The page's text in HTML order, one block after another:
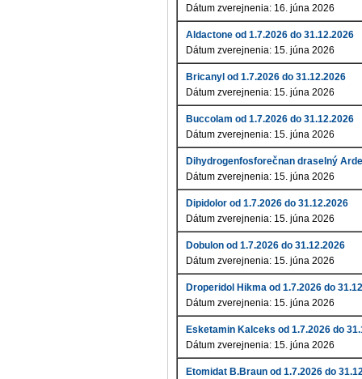
Dátum zverejnenia: 16. júna 2026
Aldactone od 1.7.2026 do 31.12.2026
Dátum zverejnenia: 15. júna 2026
Bricanyl od 1.7.2026 do 31.12.2026
Dátum zverejnenia: 15. júna 2026
Buccolam od 1.7.2026 do 31.12.2026
Dátum zverejnenia: 15. júna 2026
Dihydrogenfosforečnan draselný
Dátum zverejnenia: 15. júna 2026
Dipidolor od 1.7.2026 do 31.12.2026
Dátum zverejnenia: 15. júna 2026
Dobulon od 1.7.2026 do 31.12.2026
Dátum zverejnenia: 15. júna 2026
Droperidol Hikma od 1.7.2026 do
Dátum zverejnenia: 15. júna 2026
Esketamin Kalceks od 1.7.2026 do
Dátum zverejnenia: 15. júna 2026
Etomidat B.Braun od 1.7.2026 do